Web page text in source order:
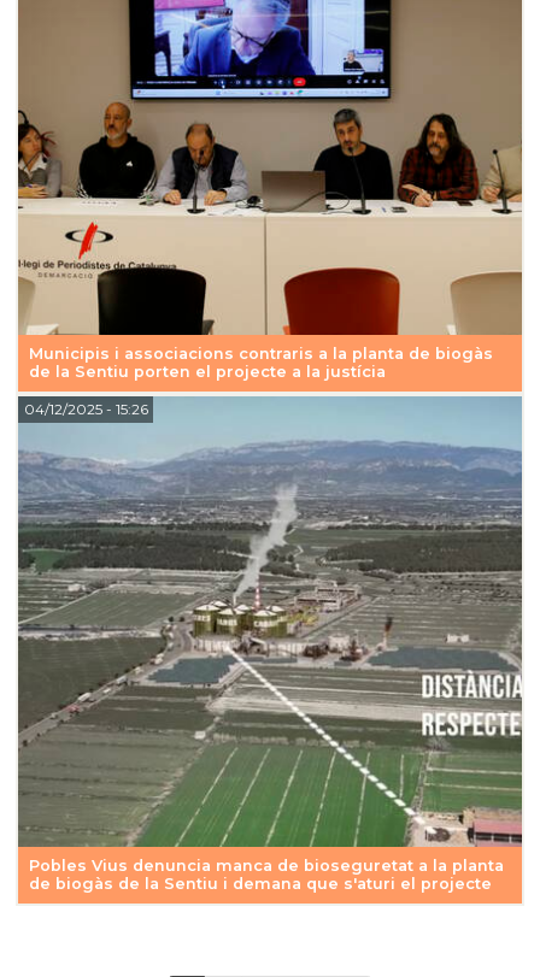
Municipis i associacions contraris a la planta de biogàs
de la Sentiu porten el projecte a la justícia
Pobles Vius denuncia manca de bioseguretat a la planta
de biogàs de la Sentiu i demana que s'aturi el projecte
04/12/2025- 15:26